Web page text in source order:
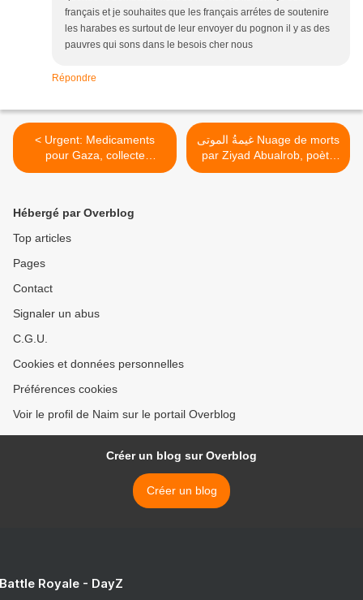
français et je souhaites que les français arrétes de soutenire
les harabes es surtout de leur envoyer du pognon il y as des
pauvres qui sons dans le besois cher nous
Répondre
< Urgent: Medicaments
pour Gaza, collecte
jusqu'au 6 janvier
غيمةُ الموتى Nuage de morts
par Ziyad Abualrob, poète
palestinien >
Hébergé par Overblog
Top articles
Pages
Contact
Signaler un abus
C.G.U.
Cookies et données personnelles
Préférences cookies
Voir le profil de Naim sur le portail Overblog
Créer un blog sur Overblog
Créer un blog
Royale - DayZ